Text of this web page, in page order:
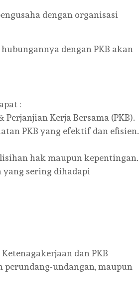
dengan organisasi
dengan PKB akan
:
Kerja Bersama (PKB).
PKB yang efektif dan efisien.
hak maupun kepentingan.
sering dihadapi
dan PKB
perundang-undangan, maupun